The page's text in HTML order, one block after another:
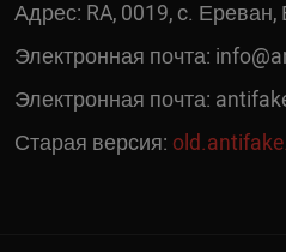
Адрес: RA, 0019, c.
Электронная почта:
Электронная почта:
Старая версия: